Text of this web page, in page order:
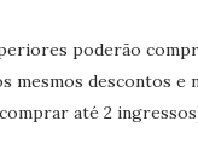
poderão
mesmos descontos e
até 2